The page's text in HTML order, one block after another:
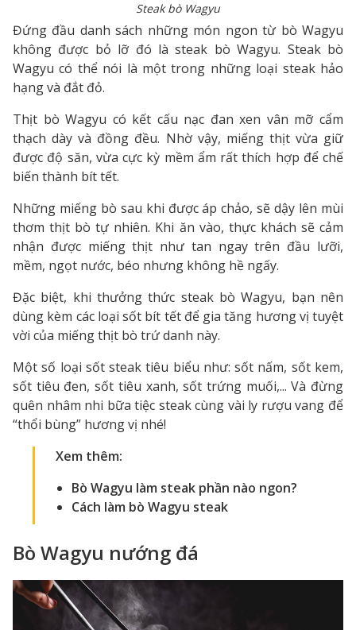
Steak bò Wagyu
Đứng đầu danh sách những món ngon từ bò Wagyu
không được bỏ lỡ đó là steak bò Wagyu. Steak bò
Wagyu có thể nói là một trong những loại steak hảo
hạng và đắt đỏ.
Thịt bò Wagyu có kết cấu nạc đan xen vân mỡ cẩm
thạch dày và đồng đều. Nhờ vậy, miếng thịt vừa giữ
được độ săn, vừa cực kỳ mềm ẩm rất thích hợp để chế
biến thành bít tết.
Những miếng bò sau khi được áp chảo, sẽ dậy lên mùi
thơm thịt bò tự nhiên. Khi ăn vào, thực khách sẽ cảm
nhận được miếng thịt như tan ngay trên đầu lưỡi,
mềm, ngọt nước, béo nhưng không hề ngấy.
Đặc biệt, khi thưởng thức steak bò Wagyu, bạn nên
dùng kèm các loại sốt bít tết để gia tăng hương vị tuyệt
vời của miếng thịt bò trứ danh này.
Một số loại sốt steak tiêu biểu như: sốt nấm, sốt kem,
sốt tiêu đen, sốt tiêu xanh, sốt trứng muối,... Và đừng
quên nhâm nhi bữa tiệc steak cùng vài ly rượu vang để
“thổi bùng” hương vị nhé!
Xem thêm:
Bò Wagyu làm steak phần nào ngon?
Cách làm bò Wagyu steak
Bò Wagyu nướng đá